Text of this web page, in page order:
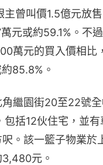
主曾叫價1.5億元放
元或約59.1%。不
萬元的買入價相比
85.8%。
角繼園街20至22號
包括12伙住宅，並
。該一籃子物業於
元。